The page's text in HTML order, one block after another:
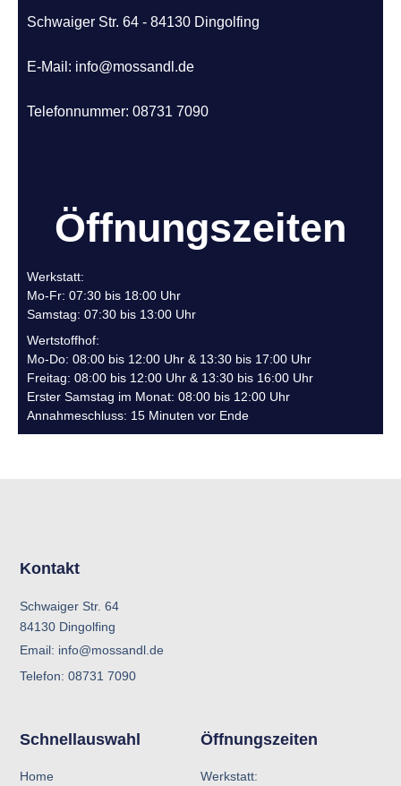
Schwaiger Str. 64 - 84130 Dingolfing
E-Mail: info@mossandl.de
Telefonnummer: 08731 7090
Öffnungszeiten
Werkstatt:
Mo-Fr: 07:30 bis 18:00 Uhr
Samstag: 07:30 bis 13:00 Uhr
Wertstoffhof:
Mo-Do: 08:00 bis 12:00 Uhr & 13:30 bis 17:00 Uhr
Freitag: 08:00 bis 12:00 Uhr & 13:30 bis 16:00 Uhr
Erster Samstag im Monat: 08:00 bis 12:00 Uhr
Annahmeschluss: 15 Minuten vor Ende
Öffnungszeiten
Werkstatt:
Schnellauswahl
Home
Kontakt
Schwaiger Str. 64
84130 Dingolfing
Email: info@mossandl.de
Telefon: 08731 7090